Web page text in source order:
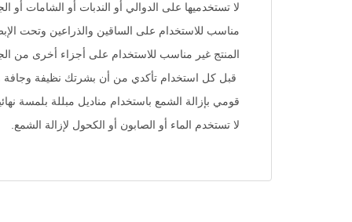
لا تستخدميها على الدوالي أو الندبات أو الشامات
مناسب للاستخدام على الساقين والذراعين وتحت
المنتج غير مناسب للاستخدام على أجزاء أخرى من
قبل كل استخدام تأكدي من أن بشرتك نظيفة وجافة
قومي بإزالة الشمع باستخدام مناديل مبللة بلمسة
لا تستخدم الماء أو الصابون أو الكحول لإزالة الشمع.